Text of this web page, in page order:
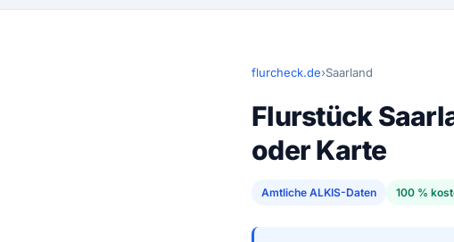
flurcheck.de›Saarland
Flurstück
oder Karte
Amtliche ALKIS-Daten 100 %